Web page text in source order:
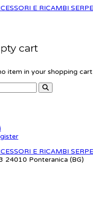
cart
item in your shopping cart
24010 Ponteranica (BG)